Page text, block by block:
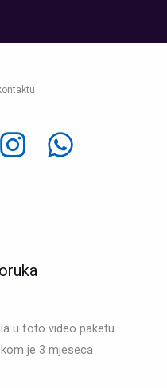
u foto video paketu
je 3 mjeseca